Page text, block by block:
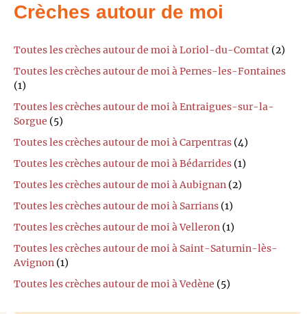
Crèches autour de moi
Toutes les crèches autour de moi à Loriol-du-Comtat (2)
Toutes les crèches autour de moi à Pernes-les-Fontaines
(1)
Toutes les crèches autour de moi à Entraigues-sur-la-
Sorgue (5)
Toutes les crèches autour de moi à Carpentras (4)
Toutes les crèches autour de moi à Bédarrides (1)
Toutes les crèches autour de moi à Aubignan (2)
Toutes les crèches autour de moi à Sarrians (1)
Toutes les crèches autour de moi à Velleron (1)
Toutes les crèches autour de moi à Saint-Saturnin-lès-
Avignon (1)
Toutes les crèches autour de moi à Vedène (5)